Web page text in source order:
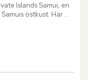
Islands Samui, en
östkust. Här
i en fridfull...